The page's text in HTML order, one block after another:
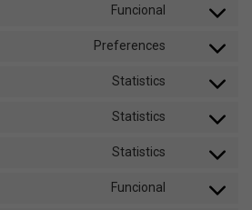
Funcional
Preferences
Statistics
Statistics
Statistics
Funcional